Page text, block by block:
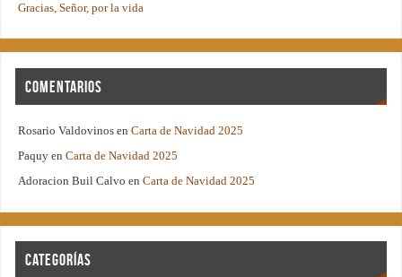
Gracias, Señor, por la vida
Comentarios
Rosario Valdovinos enCarta de Navidad 2025
Paquy enCarta de Navidad 2025
Adoracion Buil Calvo enCarta de Navidad 2025
Categorías